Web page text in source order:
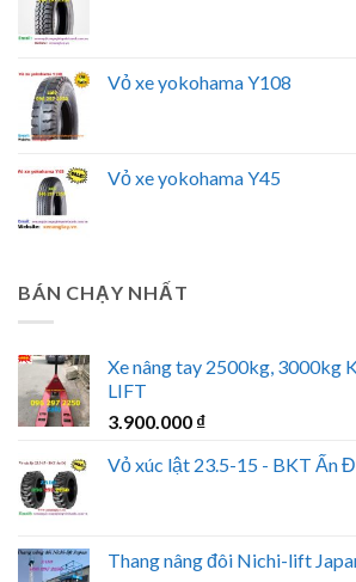
Vỏ xe yokohama Y108
Vỏ xe yokohama Y45
BÁN CHẠY NHẤT
Xe nâng tay 2500kg, 3000kg
LIFT
3.900.000 ₫
Vỏ xúc lật 23.5-15 - BKT Ấn
Thang nâng đôi Nichi-lift